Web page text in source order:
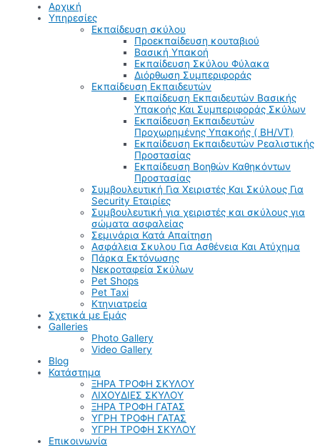
Αρχική
Υπηρεσίες
Εκπαίδευση σκύλου
Προεκπαίδευση κουταβιού
Βασική Υπακοή
Εκπαίδευση Σκύλου Φύλακα
Διόρθωση Συμπεριφοράς
Εκπαίδευση Εκπαιδευτών
Εκπαίδευση Εκπαιδευτών Βασικής
Υπακοής Και Συμπεριφοράς Σκύλων
Εκπαίδευση Εκπαιδευτών
Προχωρημένης Υπακοής ( BH/VT)
Εκπαίδευση Εκπαιδευτών Ρεαλιστικής
Προστασίας
Εκπαίδευση Βοηθών Καθηκόντων
Προστασίας
Συμβουλευτική Για Χειριστές Και Σκύλους Για
Security Εταιρίες
Συμβουλευτική για χειριστές και σκύλους για
σώματα ασφαλείας
Σεμινάρια Κατά Απαίτηση
Ασφάλεια Σκυλου Για Ασθένεια Και Ατύχημα
Πάρκα Εκτόνωσης
Νεκροταφεία Σκύλων
Pet Shops
Pet Taxi
Κτηνιατρεία
Σχετικά με Εμάς
Galleries
Photo Gallery
Video Gallery
Blog
Κατάστημα
ΞΗΡΑ ΤΡΟΦΗ ΣΚΥΛΟΥ
ΛΙΧΟΥΔΙΕΣ ΣΚΥΛΟΥ
ΞΗΡΑ ΤΡΟΦΗ ΓΑΤΑΣ
ΥΓΡΗ ΤΡΟΦΗ ΓΑΤΑΣ
ΥΓΡΗ ΤΡΟΦΗ ΣΚΥΛΟΥ
Επικοινωνία